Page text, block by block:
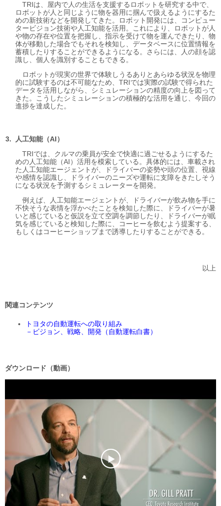
TRIは、屋内で人の生活を支援するロボットを研究する中で、
ロボットが人と同じように物を器用に掴んで扱えるようにするた
めの新技術などを開発してきた。ロボット開発には、コンピュー
タービジョン技術や人工知能を活用。これにより、ロボットが人
や物の存在や位置を把握し、指示を受けて物を運んできたり、物
体が移動した場合でもそれを検知し、データベースに位置情報を
蓄積したりすることができるようになる。さらには、人の顔を認
識し、個人を識別することもできる。
ロボットが現実の世界で体験しうるありとあらゆる状況を物理
的に試験するのは不可能なため、TRIでは実際の試験で得られた
データを活用しながら、シミュレーションの精度の向上を図って
きた。こうしたシミュレーションの積極的な活用を通じ、今回の
進捗を達成した。
人工知能（AI）
TRIでは、クルマの乗員が安全で快適に過ごせるようにするた
めの人工知能（AI）活用を模索している。具体的には、車載され
た人工知能エージェントが、ドライバーの姿勢や頭の位置、視線
や感情を認識し、ドライバーのニーズや運転に支障をきたしそう
になる状況を予測するシミュレーターを開発。
例えば、人工知能エージェントが、ドライバーが飲み物を手に
不快そうな表情を浮かべたことを検知した際に、ドライバーが暑
いと感じていると仮説を立て空調を調節したり、ドライバーが眠
気を感じていると検知した際に、コーヒーを飲むよう提案する、
もしくはコーヒーショップまで誘導したりすることができる。
以上
関連コンテンツ
トヨタの自動運転への取り組み
－ビジョン、戦略、開発（自動運転白書）
ダウンロード（動画）